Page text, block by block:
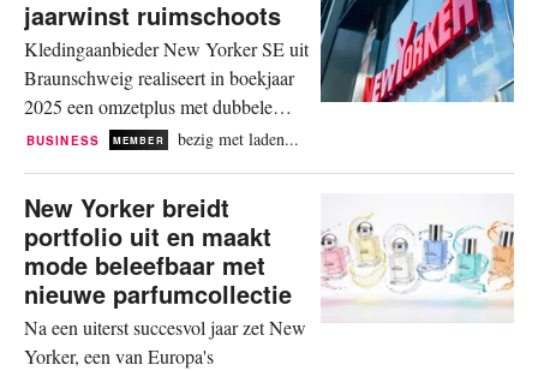
jaarwinst ruimschoots
Kledingaanbieder New Yorker SE uit
Braunschweig realiseert in boekjaar
2025 een omzetplus met dubbele
cijfers en een forse winststijging,
marktomstandigheden. Dit blijkt uit
het recente jaarverslag, enkele dagen
geleden gepubliceerd in het Duitse
ondernemingsregister. De
concernomzet bereikte vorig jaar
bijna 3,6 miljard euro,...
BUSINESS MEMBER bezig met laden...
New Yorker breidt
portfolio uit en maakt
mode beleefbaar met
nieuwe parfumcollectie
Na een uiterst succesvol jaar zet New
Yorker, een van Europa's